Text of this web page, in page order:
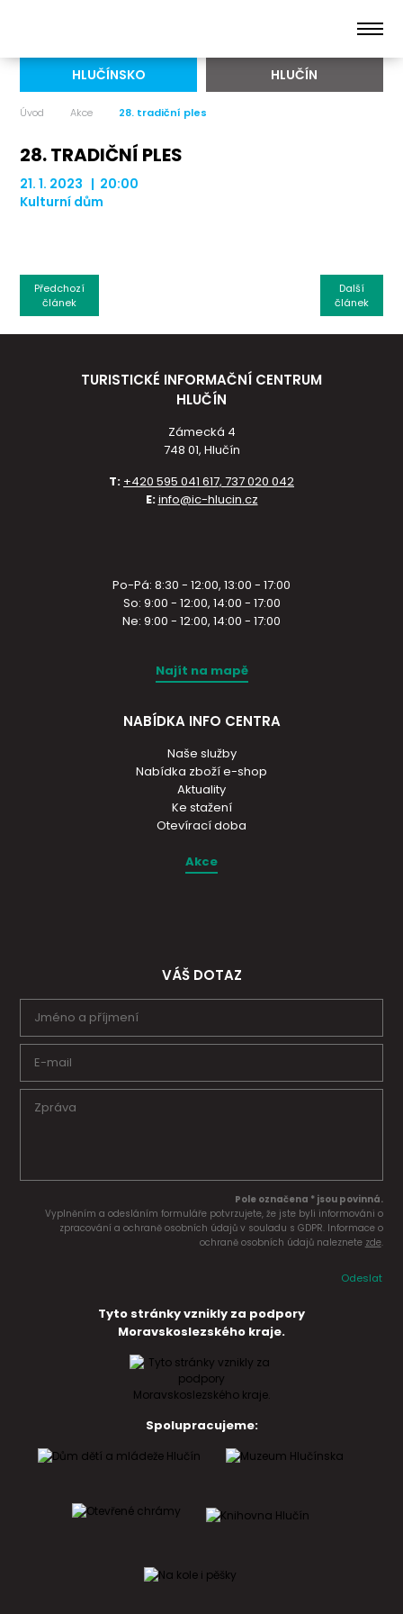
HLUČÍNSKO HLUČÍN
Úvod Akce 28. tradiční ples
28. TRADIČNÍ PLES
21. 1. 2023 | 20:00
Kulturní dům
Další
článek
Předchozí
článek
TURISTICKÉ INFORMAČNÍ CENTRUM
HLUČÍN
Zámecká 4
748 01, Hlučín
T: +420 595 041 617, 737 020 042
E:info@ic-hlucin.cz
Po-Pá: 8:30 - 12:00, 13:00 - 17:00
So: 9:00 - 12:00, 14:00 - 17:00
Ne: 9:00 - 12:00, 14:00 - 17:00
Najít na mapě
NABÍDKA INFO CENTRA
Naše služby
Nabídka zboží e-shop
Aktuality
Ke stažení
Otevírací doba
Akce
VÁŠ DOTAZ
Pole označena * jsou povinná.
Vyplněním a odesláním formuláře potvrzujete, že jste byli informováni o
zpracování a ochraně osobních údajů v souladu s GDPR. Informace o
ochraně osobních údajů naleznete zde.
Odeslat
Tyto stránky vznikly za podpory
Moravskoslezského kraje.
Spolupracujeme: